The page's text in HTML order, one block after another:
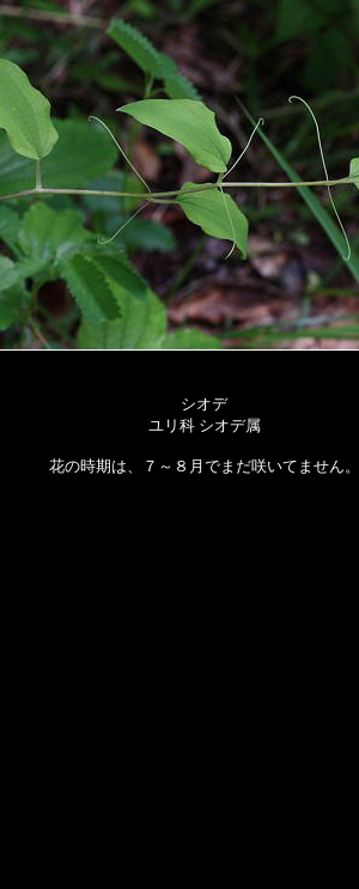
シオデ
ユリ科 シオデ属
花の時期は、７～８月でまだ咲いてません。